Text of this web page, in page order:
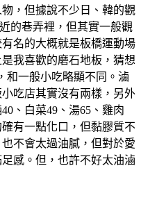
，但據說不少日、韓的觀
的巷弄裡，但其實一般觀
名的大概就是板橋運動場
我喜歡的磨石地板，猜想
和一般小吃略顯不同。滷
吃店其實沒有兩樣，另外
、白菜49、湯65、雞肉
有一點化口，但黏膠質不
不會太過油膩，但對於愛
感。但，也許不好太油滷